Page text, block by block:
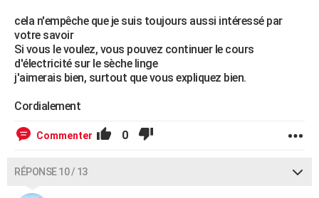
cela n'empêche que je suis toujours aussi intéressé par
votre savoir
Si vous le voulez, vous pouvez continuer le cours
d'électricité sur le sèche linge
j'aimerais bien, surtout que vous expliquez bien.
Cordialement
Commenter 0
RÉPONSE 10 / 13